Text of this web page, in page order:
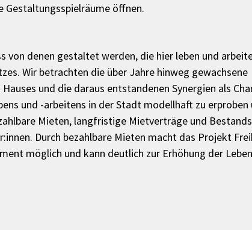
Gestaltungsspielräume öffnen.
von denen gestaltet werden, die hier leben und
Wir betrachten die über Jahre hinweg gewachsene
und die daraus entstandenen Synergien als
und -arbeitens in der Stadt modellhaft zu erproben
Mieten, langfristige Mietverträge und
Durch bezahlbare Mieten macht das Projekt
möglich und kann deutlich zur Erhöhung der